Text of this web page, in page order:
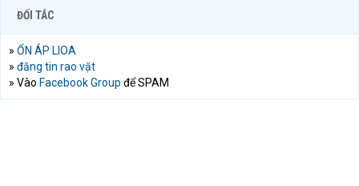
ĐỐI TÁC
» ỔN ÁP LIOA
» đăng tin rao vặt
» Vào Facebook Group để SPAM